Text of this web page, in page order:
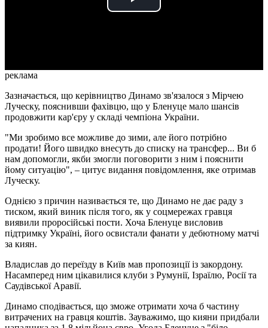
Play
реклама
Зазначається, що керівництво Динамо зв'язалося з Мірчею
Луческу, пояснивши фахівцю, що у Бленуце мало шансів
продовжити кар'єру у складі чемпіона України.
"Ми зробимо все можливе до зими, але його потрібно
продати! Його швидко внесуть до списку на трансфер... Ви б
нам допомогли, якби змогли поговорити з ним і пояснити
йому ситуацію", – цитує видання повідомлення, яке отримав
Луческу.
Однією з причин називається те, що Динамо не дає раду з
тиском, який виник після того, як у соцмережах гравця
виявили проросійські пости. Хоча Бленуце висловив
підтримку Україні, його освистали фанати у дебютному матчі
за киян.
Владислав до переїзду в Київ мав пропозиції із закордону.
Насамперед ним цікавилися клуби з Румунії, Ізраїлю, Росії та
Саудівської Аравії.
Динамо сподівається, що зможе отримати хоча б частину
витрачених на гравця коштів. Зауважимо, що кияни придбали